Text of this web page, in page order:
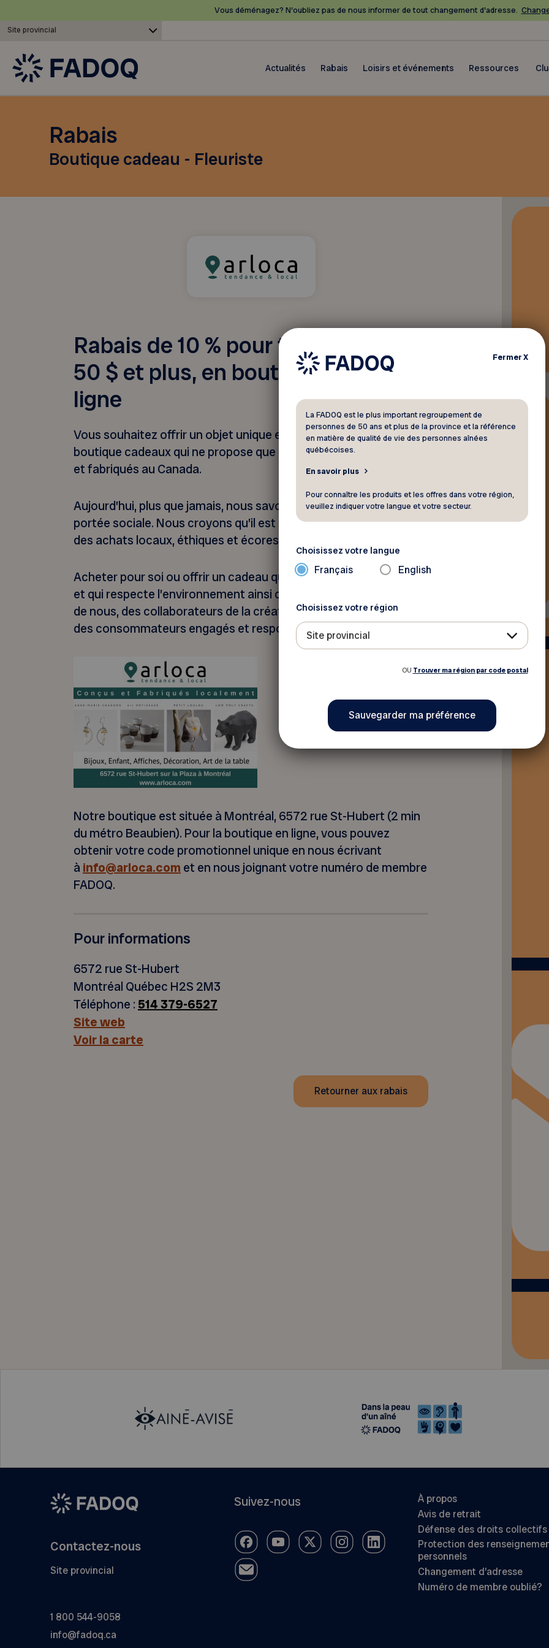
Vous déménagez? N’oubliez pas de nous informer de tout changement d’adresse.
Site provincial
Actualités Rabais Loisirs et événements Ressources
Rabais
Boutique cadeau - Fleuriste
Rabais de 10 % pour tout achat de
50 $ et plus, en boutique et en
ligne
Vous souhaitez offrir un objet unique et local, Arloca est une
boutique cadeaux qui ne propose que des objets qui sont conçus
et fabriqués au Canada.
Aujourd’hui, plus que jamais, nous savons que nos achats ont une
portée sociale. Nous croyons qu’il est important de valoriser
des achats locaux, éthiques et écoresponsables.
Acheter pour soi ou offrir un cadeau qui a été créé avec passion,
et qui respecte l’environnement ainsi que les valeurs sociales, fait
de nous, des collaborateurs de la créativité canadienne, ainsi que
des consommateurs engagés et responsables.
Notre boutique est située à Montréal, 6572 rue St-Hubert (2 min
du métro Beaubien). Pour la boutique en ligne, vous pouvez
obtenir votre code promotionnel unique en nous écrivant
àinfo@arloca.com et en nous joignant votre numéro de membre
FADOQ.
Pour informations
6572 rue St-Hubert
Montréal Québec H2S 2M3
Téléphone : 514 379-6527
Site web
Voir la carte
Retourner aux rabais
Contactez-nous
Site provincial
1 800 544-9058
info@fadoq.ca
Suivez-nous
À propos
Avis de retrait
Défense des droits collectifs
Protection des
personnels
Changement d’adresse
Numéro de membre oublié?
FermerX
La FADOQ est le plus important regroupement de
personnes de 50 ans et plus de la province et la référence
en matière de qualité de vie des personnes aînées
québécoises.
En savoir plus
Pour connaître les produits et les offres dans votre région,
veuillez indiquer votre langue et votre secteur.
Choisissez votre langue
Français English
Choisissez votre région
Site provincial
OU Trouver ma région par code postal